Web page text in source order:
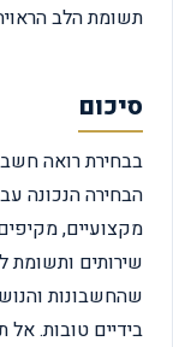
תשומת הלב הראויה
סיכום
הבחירה הנכונה
מקצועיים,
שירותים ותשומת
שהחשבונות